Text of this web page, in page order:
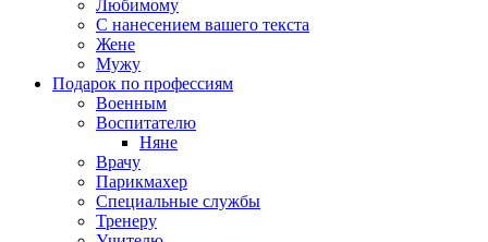
Любимому
С нанесением вашего текста
Жене
Мужу
Подарок по профессиям
Военным
Воспитателю
Няне
Врачу
Парикмахер
Специальные службы
Тренеру